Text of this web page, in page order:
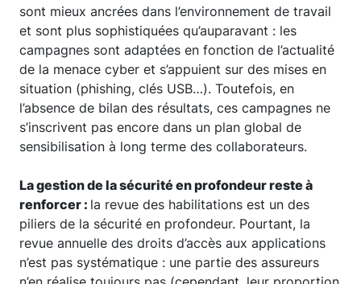
sont mieux ancrées dans l’environnement de travail
et sont plus sophistiquées qu’auparavant : les
campagnes sont adaptées en fonction de l’actualité
de la menace cyber et s’appuient sur des mises en
situation (phishing, clés USB…). Toutefois, en
l’absence de bilan des résultats, ces campagnes ne
s’inscrivent pas encore dans un plan global de
sensibilisation à long terme des collaborateurs.
La gestion de la sécurité en profondeur reste à
renforcer : la revue des habilitations est un des
piliers de la sécurité en profondeur. Pourtant, la
revue annuelle des droits d’accès aux applications
n’est pas systématique : une partie des assureurs